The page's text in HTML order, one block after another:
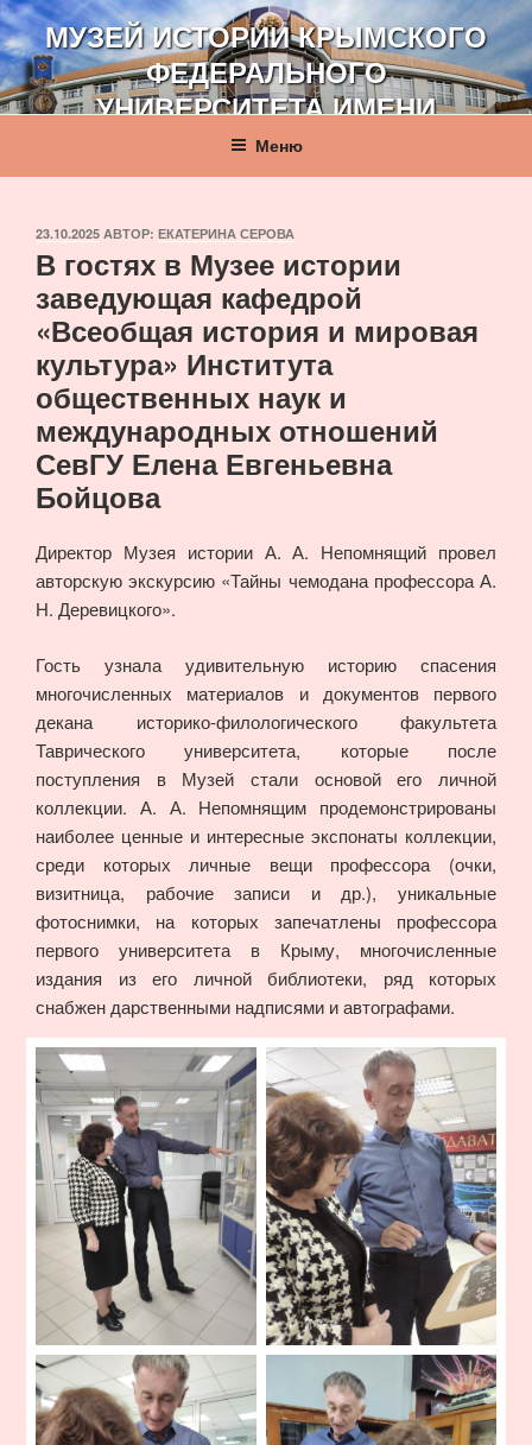
Перейти
к
содержимому
МУЗЕЙ ИСТОРИИ КРЫМСКОГО
ФЕДЕРАЛЬНОГО
УНИВЕРСИТЕТА ИМЕНИ
В. И. ВЕРНАДСКОГО
Меню
ОПУБЛИКОВАНО
23.10.2025 АВТОР: ЕКАТЕРИНА СЕРОВА
В гостях в Музее истории
заведующая кафедрой
«Всеобщая история и мировая
культура» Института
общественных наук и
международных отношений
СевГУ Елена Евгеньевна
Бойцова
Директор Музея истории А. А. Непомнящий провел
авторскую экскурсию «Тайны чемодана профессора А.
Н. Деревицкого».
Гость узнала удивительную историю спасения
многочисленных материалов и документов первого
декана историко-филологического факультета
Таврического университета, которые после
поступления в Музей стали основой его личной
коллекции. А. А. Непомнящим продемонстрированы
наиболее ценные и интересные экспонаты коллекции,
среди которых личные вещи профессора (очки,
визитница, рабочие записи и др.), уникальные
фотоснимки, на которых запечатлены профессора
первого университета в Крыму, многочисленные
издания из его личной библиотеки, ряд которых
снабжен дарственными надписями и автографами.